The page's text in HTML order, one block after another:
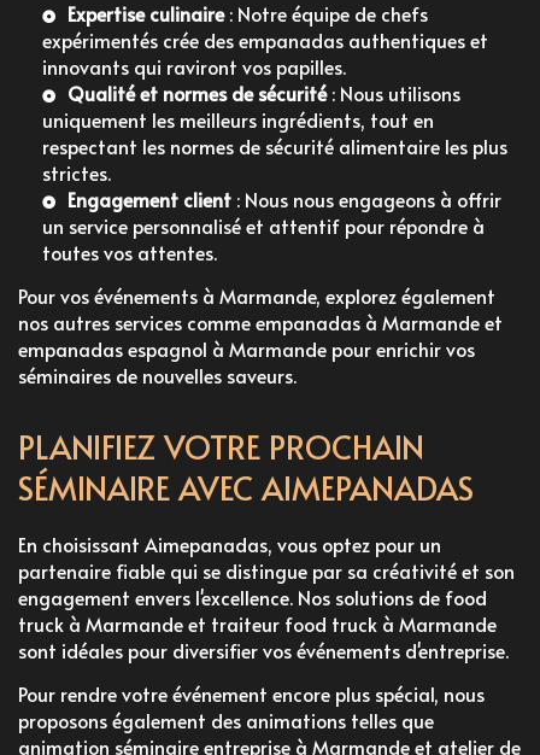
Expertise culinaire: Notre équipe de chefs
expérimentés crée des empanadas authentiques et
innovants qui raviront vos papilles.
Qualité et normes de sécurité: Nous utilisons
uniquement les meilleurs ingrédients, tout en
respectant les normes de sécurité alimentaire les plus
strictes.
Engagement client : Nous nous engageons à offrir
un service personnalisé et attentif pour répondre à
toutes vos attentes.
Pour vos événements à Marmande, explorez également
nos autres services commeempanadas à Marmandeet
empanadas espagnol à Marmande pour enrichir vos
séminaires de nouvelles saveurs.
PLANIFIEZ VOTRE PROCHAIN
SÉMINAIRE AVEC AIMEPANADAS
En choisissant Aimepanadas, vous optez pour un
partenaire fiable qui se distingue par sa créativité et son
engagement envers l'excellence. Nos solutions de food
truck à Marmandeet traiteur food truck à Marmande
sont idéales pour diversifier vos événements d'entreprise.
Pour rendre votre événement encore plus spécial, nous
proposons également des animations telles que
animation séminaire entreprise à Marmandeet atelier de